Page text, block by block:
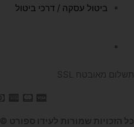
ביטול עסקה / דרכי ביטול
תשלום מאובטח SSL
כל הזכויות שמורות לעידו ספורט ©